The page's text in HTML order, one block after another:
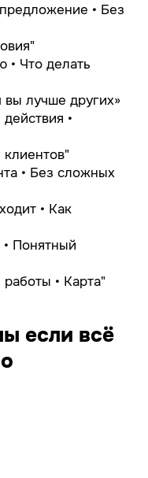
• Без
• Что делать
вы лучше других»
•
• Без сложных
• Как
Понятный
• Карта"
если всё